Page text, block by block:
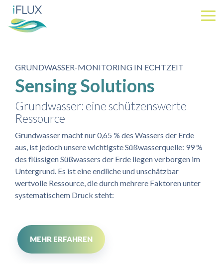
Skip
the
main
GRUNDWASSER-MONITORING IN ECHTZEIT
Sensing Solutions
Grundwasser: eine schützenswerte
Ressource
Grundwasser macht nur 0,65 % des Wassers der Erde
aus, ist jedoch unsere wichtigste Süßwasserquelle: 99 %
des flüssigen Süßwassers der Erde liegen verborgen im
Untergrund. Es ist eine endliche und unschätzbar
wertvolle Ressource, die durch mehrere Faktoren unter
systematischem Druck steht:
MEHR ERFAHREN